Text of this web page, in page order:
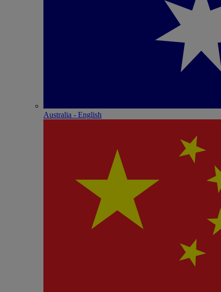
Australia - English